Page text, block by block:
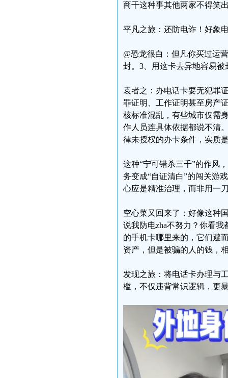
商干这种事其他两家不得笑
平凡之旅：还防电诈！好象
@恐龙很白：但凡你买过运
封。3、用这卡去异地容易被
袁者之：办电话卡要无犯罪
罪证明、工作证明甚至房产
核标准混乱，有些城市仅需
作人员连具体依据都说不清
律未授权的办卡条件，实质
这种“宁可错杀三千”的作风
务变成“自证清白”的闯关游
心应是精准治理，而非用一
空心菜又回来了：好像这种
说我防电zha不努力？你看
的手机卡哪里来的，它们避
资产，但是被骗的人的钱，
发现之旅：将电话卡办理与
槛，不仅违背常识逻辑，更